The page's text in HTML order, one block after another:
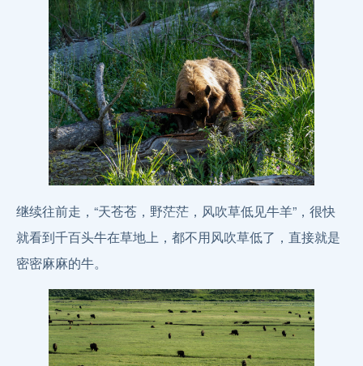
继续往前走，“天苍苍，野茫茫，风吹草低见牛羊”，很快
就看到千百头牛在草地上，都不用风吹草低了，直接就是
密密麻麻的牛。